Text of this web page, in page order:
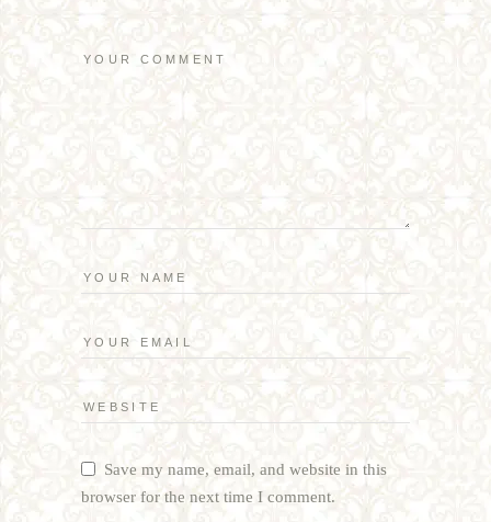
Save my name, email, and website in this
browser for the next time I comment.